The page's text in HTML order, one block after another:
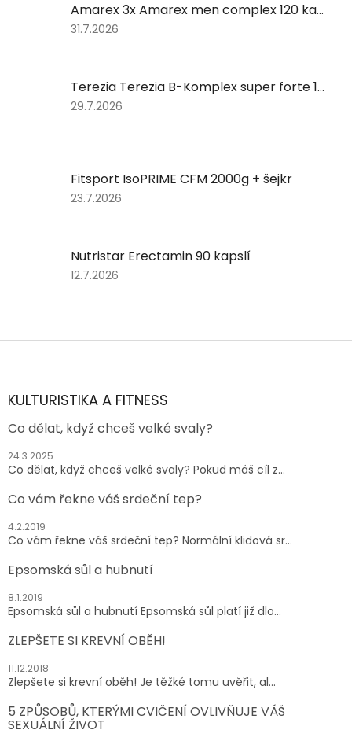
Amarex 3x Amarex men complex 120 kapslí
Hodnocení
z
5
31.7.2026
Terezia Terezia B-Komplex super forte 100 tablet
Hodnocení
5
hvězdiček.
29.7.2026
Fitsport IsoPRIME CFM 2000g + šejkr
Hodnocení
z
5
23.7.2026
Nutristar Erectamin 90 kapslí
Hodnocení
12.7.2026
Z
aKULTURISTIKA A FITNESS
Co dělat, když chceš velké svaly?
24.3.2025
Co dělat, když chceš velké svaly? Pokud máš cíl z...
Co vám řekne váš srdeční tep?
4.2.2019
Co vám řekne váš srdeční tep? Normální klidová sr...
Epsomská sůl a hubnutí
8.1.2019
Epsomská sůl a hubnutí Epsomská sůl platí již dlo...
ZLEPŠETE SI KREVNÍ OBĚH!
11.12.2018
Zlepšete si krevní oběh! Je těžké tomu uvěřit, al...
5 ZPŮSOBŮ, KTERÝMI CVIČENÍ OVLIVŇUJE VÁŠ
SEXUÁLNÍ ŽIVOT